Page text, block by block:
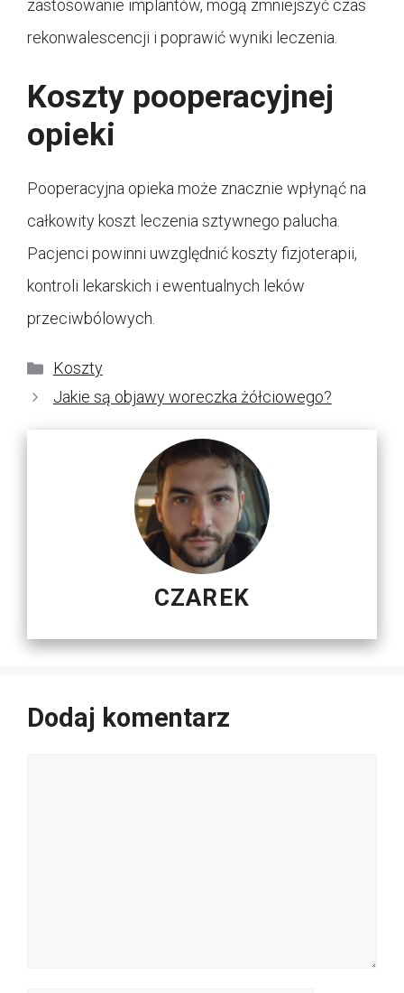
zastosowanie implantów, mogą zmniejszyć czas
rekonwalescencji i poprawić wyniki leczenia.
Koszty pooperacyjnej
opieki
Pooperacyjna opieka może znacznie wpłynąć na
całkowity koszt leczenia sztywnego palucha.
Pacjenci powinni uwzględnić koszty fizjoterapii,
kontroli lekarskich i ewentualnych leków
przeciwbólowych.
Kategorie
Koszty
Jakie są objawy woreczka żółciowego?
CZAREK
Dodaj komentarz